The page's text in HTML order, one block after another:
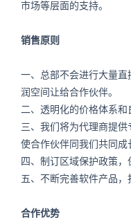
市场等层面的支持。
销售原则
一、总部不会进行大量直
润空间让给合作伙伴。
二、透明化的价格体系和
三、我们将为代理商提供
使合作伙伴同我们共同成
四、制订区域保护政策，
五、不断完善软件产品，
合作优势